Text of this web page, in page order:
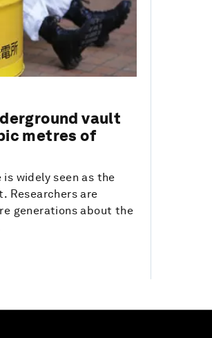
vault
metres of
widely seen as the
Researchers are
generations about the